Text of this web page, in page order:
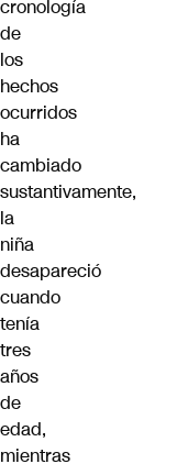
cronología
de
los
hechos
ocurridos
ha
cambiado
sustantivamente,
la
niña
desapareció
cuando
tenía
tres
años
de
edad,
mientras